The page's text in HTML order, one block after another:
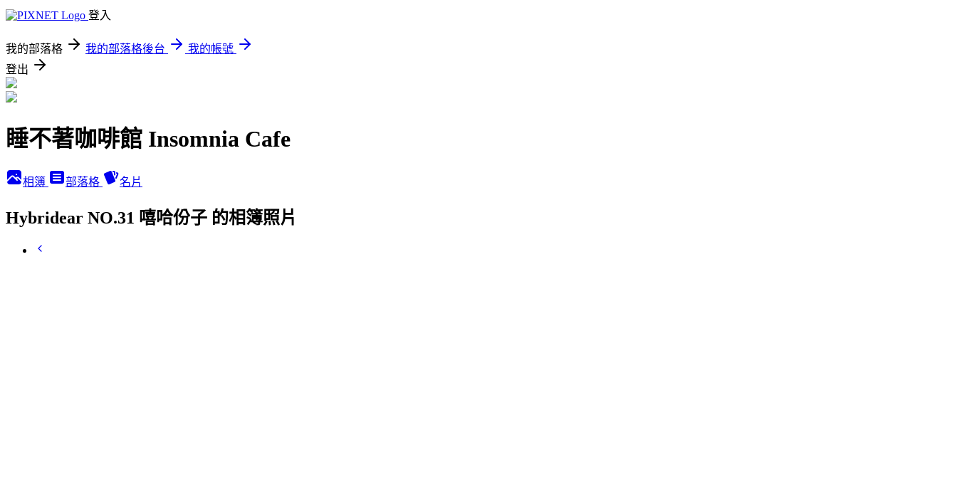
登入
我的部落格 我的部落格後台
我的帳號
登出
睡不著咖啡館 Insomnia Cafe
相簿 部落格 名片
Hybridear NO.31 嘻哈份子 的相簿照片